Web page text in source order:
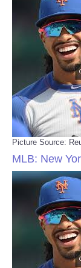
Picture Source:
MLB: New